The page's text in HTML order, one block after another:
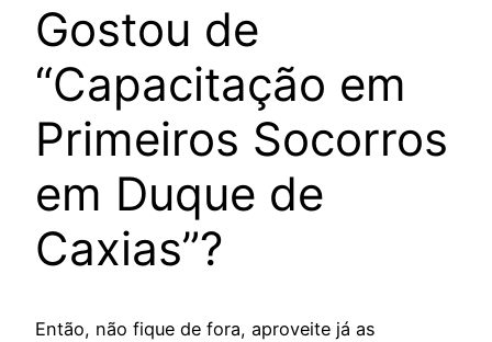
Gostou de
“Capacitação em
Primeiros Socorros
em Duque de
Caxias”?
Então, não fique de fora, aproveite já as